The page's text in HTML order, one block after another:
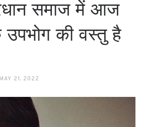
समाज में आज
उपभोग की वस्तु है
MAY 21, 2022